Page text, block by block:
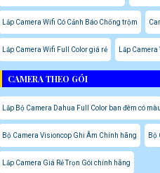
Lắp Camera Wifi Có Cảnh Báo Chống trộm
Lắp Camera Wifi Full Color giá rẻ Lắp Camera
CAMERA THEO GÓI
Lắp Bộ Camera Dahua Full Color ban đêm có màu
Bộ Camera Visioncop Ghi Âm Chính hãng Bộ
Lắp Camera Giá Rẻ Trọn Gói chính hãng